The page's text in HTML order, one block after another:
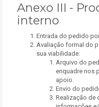
Anexo III -
interno
Entrada do pedido
Avaliação formal do
sua viabilidade:
Arquivo do
enquadre nos
apoio.
Envio do
Realização de